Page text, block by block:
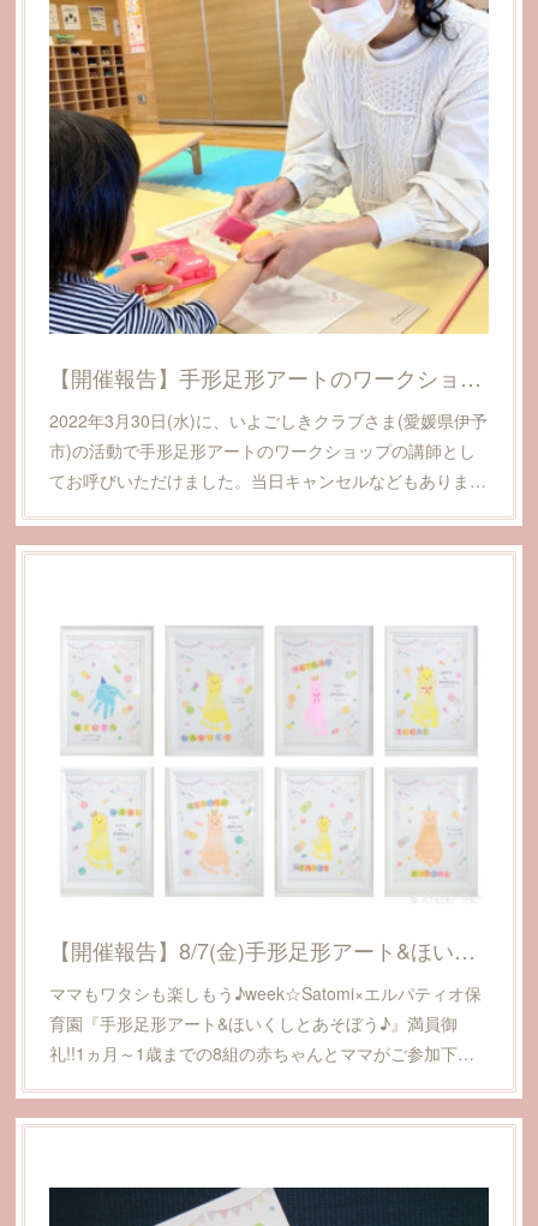
【開催報告】手形足形アートのワークショップいよごしきクラブさま(愛媛県伊予市)
2022年3月30日(水)に、いよごしきクラブさま(愛媛県伊予
市)の活動で手形足形アートのワークショップの講師とし
てお呼びいただけました。当日キャンセルなどもありま…
【開催報告】8/7(金)手形足形アート&ほいくしとあそぼう♪@えひめママハウス(愛媛県松山市)
ママもワタシも楽しもう♪week☆Satomi×エルパティオ保
育園『手形足形アート&ほいくしとあそぼう♪』満員御
礼!!1ヵ月～1歳までの8組の赤ちゃんとママがご参加下…